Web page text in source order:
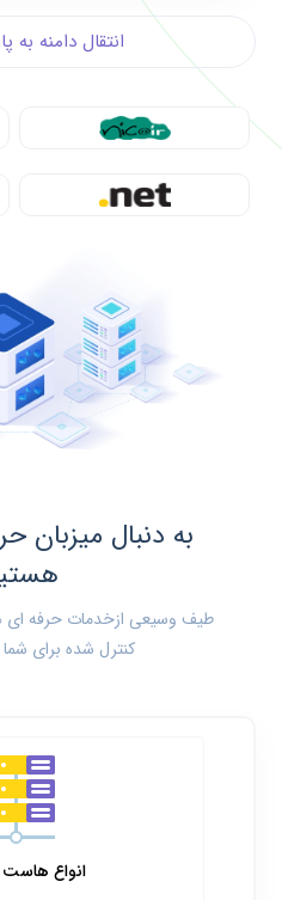
انتقال دامنه
به دنبال میزبان
طیف وسیعی ازخدمات حرفه ای
کنترل شده برای شما
انواع